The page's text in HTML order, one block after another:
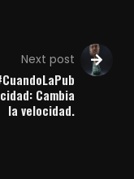
Next post
Cambia
la velocidad.